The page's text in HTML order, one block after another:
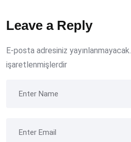
Leave a Reply
E-posta adresiniz yayınlanmayacak.
işaretlenmişlerdir